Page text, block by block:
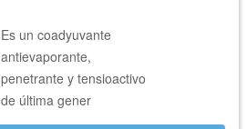
Es un coadyuvante
antievaporante,
penetrante y tensioactivo
de última gener